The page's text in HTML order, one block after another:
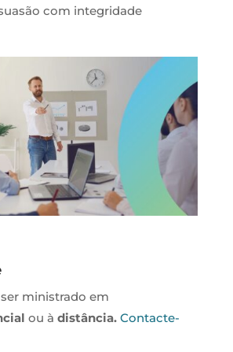
com integridade
ministrado em
ou à distância. Contacte-